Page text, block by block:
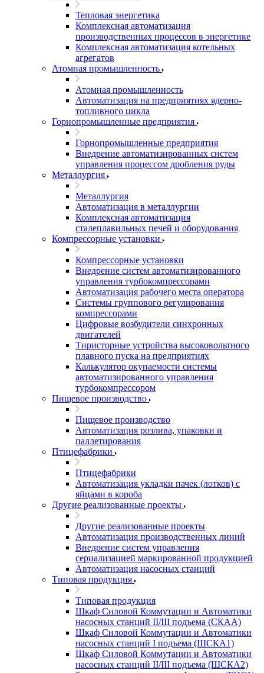
Тепловая энергетика
Комплексная автоматизация
производственных процессов в энергетике
Комплексная автоматизация котельных
агрегатов
Атомная промышленность
Атомная промышленность
Автоматизация на предприятиях ядерно-
топливного цикла
Горнопромышленные предприятия
Горнопромышленные предприятия
Внедрение автоматизированных систем
управления процессом дробления руды
Металлургия
Металлургия
Автоматизация в металлургии
Комплексная автоматизация
сталеплавильных печей и оборудования
Компрессорные установки
Компрессорные установки
Внедрение систем автоматизированного
управления турбокомпрессорами
Автоматизация рабочего места оператора
Системы группового регулирования
компрессорами
Цифровые возбудители синхронных
двигателей
Тиристорные устройства высоковольтного
плавного пуска на предприятиях
Калькулятор окупаемости системы
автоматизированного управления
турбокомпрессором
Пищевое производство
Пищевое производство
Автоматизация розлива, упаковки и
паллетирования
Птицефабрики
Птицефабрики
Автоматизация укладки пачек (лотков) с
яйцами в короба
Другие реализованные проекты
Другие реализованные проекты
Автоматизация производственных линий
Внедрение систем управления
сериализацией маркированной продукцией
Автоматизация насосных станций
Типовая продукция
Типовая продукция
Шкаф Силовой Коммутации и Автоматики
насосных станций II/III подъема (СКАА)
Шкаф Силовой Коммутации и Автоматики
насосных станций I подъема (ШСКА1)
Шкаф Силовой Коммутации и Автоматики
насосных станций II/III подъема (ШСКА2)